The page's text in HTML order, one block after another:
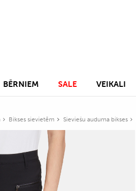
BĒRNIEM SALE VEIKALI
Bikses sievietēm Sieviešu auduma bikses